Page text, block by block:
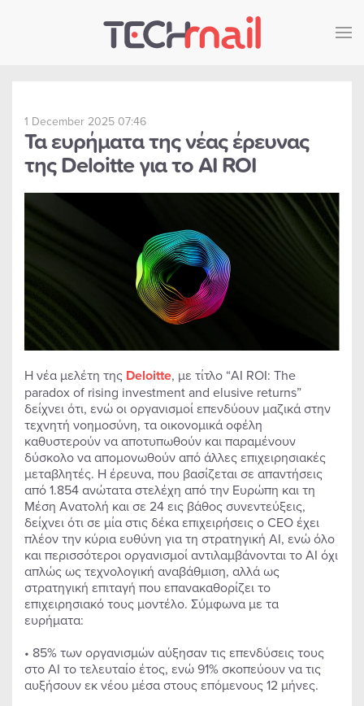
Skip to main content
1 December 2025 07:46
Τα ευρήματα της νέας έρευνας
της Deloitte για το AI ROI
Η νέα μελέτη της Deloitte, με τίτλο “AI ROI: The
paradox of rising investment and elusive returns”
δείχνει ότι, ενώ οι οργανισμοί επενδύουν μαζικά στην
τεχνητή νοημοσύνη, τα οικονομικά οφέλη
καθυστερούν να αποτυπωθούν και παραμένουν
δύσκολο να απομονωθούν από άλλες επιχειρησιακές
μεταβλητές. Η έρευνα, που βασίζεται σε απαντήσεις
από 1.854 ανώτατα στελέχη από την Ευρώπη και τη
Μέση Ανατολή και σε 24 εις βάθος συνεντεύξεις,
δείχνει ότι σε μία στις δέκα επιχειρήσεις ο CEO έχει
πλέον την κύρια ευθύνη για τη στρατηγική AI, ενώ όλο
και περισσότεροι οργανισμοί αντιλαμβάνονται το AI όχι
απλώς ως τεχνολογική αναβάθμιση, αλλά ως
στρατηγική επιταγή που επανακαθορίζει το
επιχειρησιακό τους μοντέλο. Σύμφωνα με τα
ευρήματα:
• 85% των οργανισμών αύξησαν τις επενδύσεις τους
στο AI το τελευταίο έτος, ενώ 91% σκοπεύουν να τις
αυξήσουν εκ νέου μέσα στους επόμενους 12 μήνες.